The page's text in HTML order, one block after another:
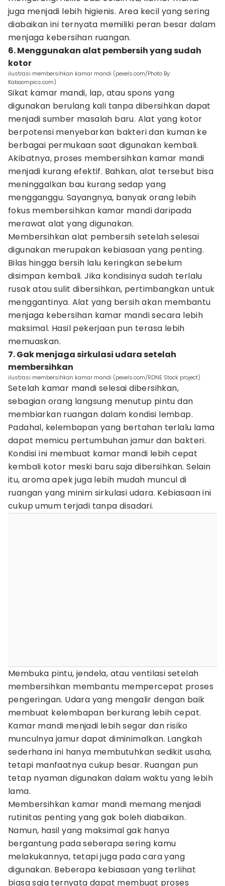
juga menjadi lebih higienis. Area kecil yang sering
diabaikan ini ternyata memiliki peran besar dalam
menjaga kebersihan ruangan.
6. Menggunakan alat pembersih yang sudah
kotor
ilustrasi membersihkan kamar mandi (pexels.com/Photo By:
Kaboompics.com)
Sikat kamar mandi, lap, atau spons yang
digunakan berulang kali tanpa dibersihkan dapat
menjadi sumber masalah baru. Alat yang kotor
berpotensi menyebarkan bakteri dan kuman ke
berbagai permukaan saat digunakan kembali.
Akibatnya, proses membersihkan kamar mandi
menjadi kurang efektif. Bahkan, alat tersebut bisa
meninggalkan bau kurang sedap yang
mengganggu. Sayangnya, banyak orang lebih
fokus membersihkan kamar mandi daripada
merawat alat yang digunakan.
Membersihkan alat pembersih setelah selesai
digunakan merupakan kebiasaan yang penting.
Bilas hingga bersih lalu keringkan sebelum
disimpan kembali. Jika kondisinya sudah terlalu
rusak atau sulit dibersihkan, pertimbangkan untuk
menggantinya. Alat yang bersih akan membantu
menjaga kebersihan kamar mandi secara lebih
maksimal. Hasil pekerjaan pun terasa lebih
memuaskan.
7. Gak menjaga sirkulasi udara setelah
membersihkan
ilustrasi membersihkan kamar mandi (pexels.com/RDNE Stock project)
Setelah kamar mandi selesai dibersihkan,
sebagian orang langsung menutup pintu dan
membiarkan ruangan dalam kondisi lembap.
Padahal, kelembapan yang bertahan terlalu lama
dapat memicu pertumbuhan jamur dan bakteri.
Kondisi ini membuat kamar mandi lebih cepat
kembali kotor meski baru saja dibersihkan. Selain
itu, aroma apek juga lebih mudah muncul di
ruangan yang minim sirkulasi udara. Kebiasaan ini
cukup umum terjadi tanpa disadari.
Membuka pintu, jendela, atau ventilasi setelah
membersihkan membantu mempercepat proses
pengeringan. Udara yang mengalir dengan baik
membuat kelembapan berkurang lebih cepat.
Kamar mandi menjadi lebih segar dan risiko
munculnya jamur dapat diminimalkan. Langkah
sederhana ini hanya membutuhkan sedikit usaha,
tetapi manfaatnya cukup besar. Ruangan pun
tetap nyaman digunakan dalam waktu yang lebih
lama.
Membersihkan kamar mandi memang menjadi
rutinitas penting yang gak boleh diabaikan.
Namun, hasil yang maksimal gak hanya
bergantung pada seberapa sering kamu
melakukannya, tetapi juga pada cara yang
digunakan. Beberapa kebiasaan yang terlihat
biasa saja ternyata dapat membuat proses